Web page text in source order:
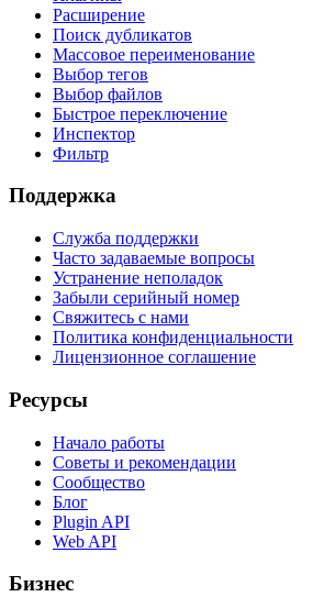
Расширение
Поиск дубликатов
Массовое переименование
Выбор тегов
Выбор файлов
Быстрое переключение
Инспектор
Фильтр
Поддержка
Служба поддержки
Часто задаваемые вопросы
Устранение неполадок
Забыли серийный номер
Свяжитесь с нами
Политика конфиденциальности
Лицензионное соглашение
Ресурсы
Начало работы
Советы и рекомендации
Сообщество
Блог
Plugin API
Web API
Бизнес